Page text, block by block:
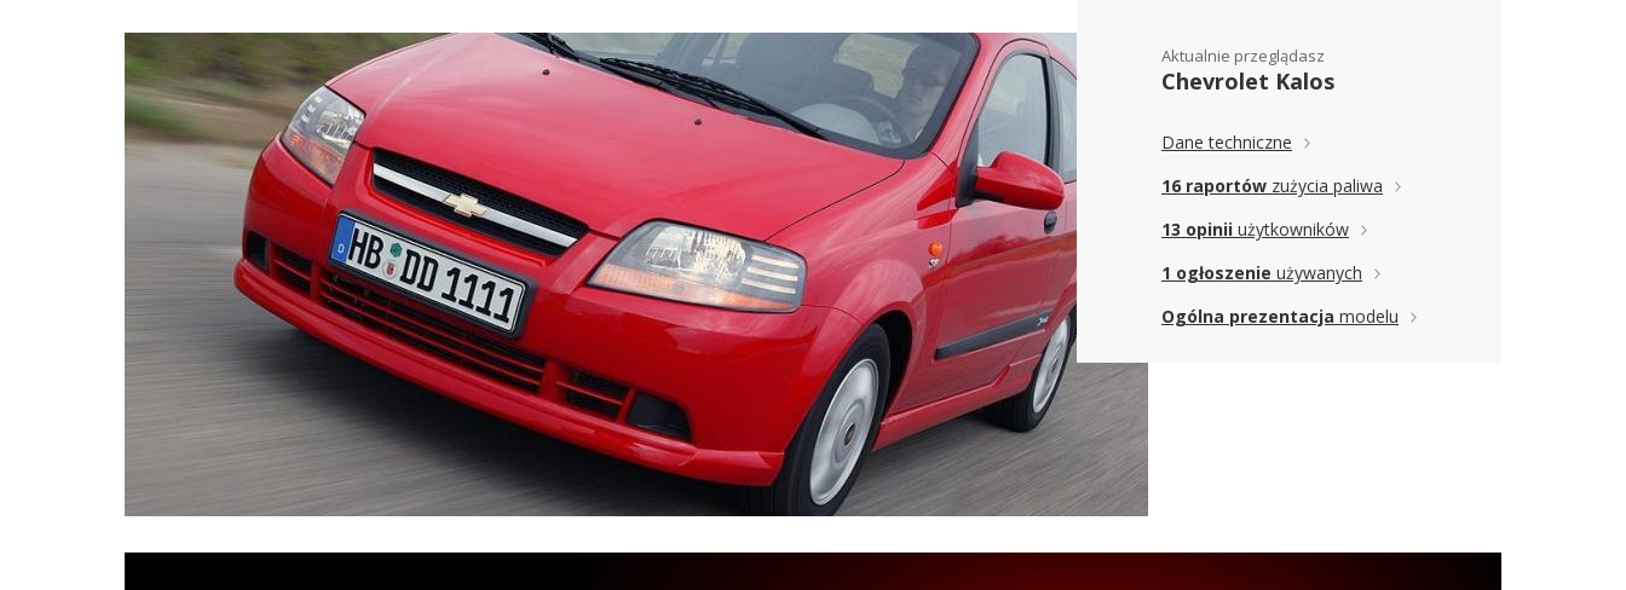
Aktualnie przeglądasz
Chevrolet Kalos
Dane techniczne
16 raportów zużycia paliwa
13 opinii użytkowników
1 ogłoszenie używanych
Ogólna prezentacja modelu